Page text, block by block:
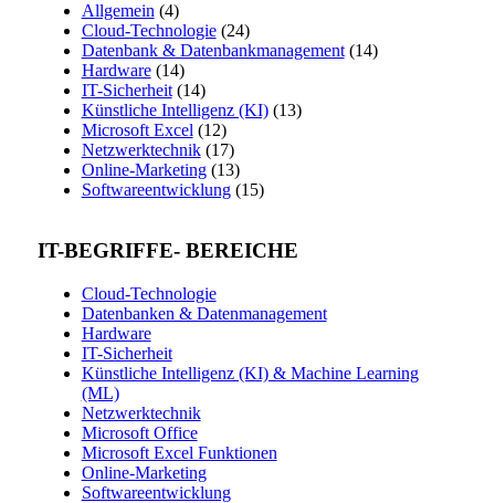
Allgemein (4)
Cloud-Technologie(24)
Datenbank & Datenbankmanagement(14)
Hardware(14)
IT-Sicherheit(14)
Künstliche Intelligenz (KI)(13)
Microsoft Excel (12)
Netzwerktechnik(17)
Online-Marketing(13)
Softwareentwicklung(15)
IT-BEGRIFFE- BEREICHE
Cloud-Technologie
Datenbanken & Datenmanagement
Hardware
IT-Sicherheit
Künstliche Intelligenz (KI) & Machine Learning
(ML)
Netzwerktechnik
Microsoft Office
Microsoft Excel Funktionen
Online-Marketing
Softwareentwicklung